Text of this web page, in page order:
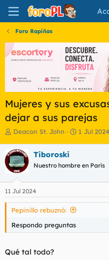
Foro Rapiñas
Mujeres y sus
dejar a sus parejas
I
i
c
i
a
d
o
r
d
l
m
Deacon St. John
F
a
e
n
1 Jul 2024
Tiboroski
Nuestro hombre en París
11 Jul 2024
Pepinillo rebuznó:
Respondo preguntas
Qué tal todo?